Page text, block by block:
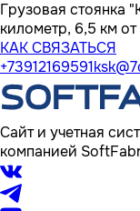
Грузовая стоянка
километр, 6,5 км
КАК СВЯЗАТЬСЯ
+73912169591
Сайт и учетная
компанией